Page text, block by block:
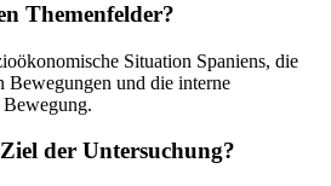
Themenfelder?
Situation Spaniens, die
Bewegungen und die interne
der Untersuchung?